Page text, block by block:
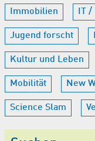
Immobilien IT
Jugend forscht
Kultur und Leben
Mobilität New
Science Slam